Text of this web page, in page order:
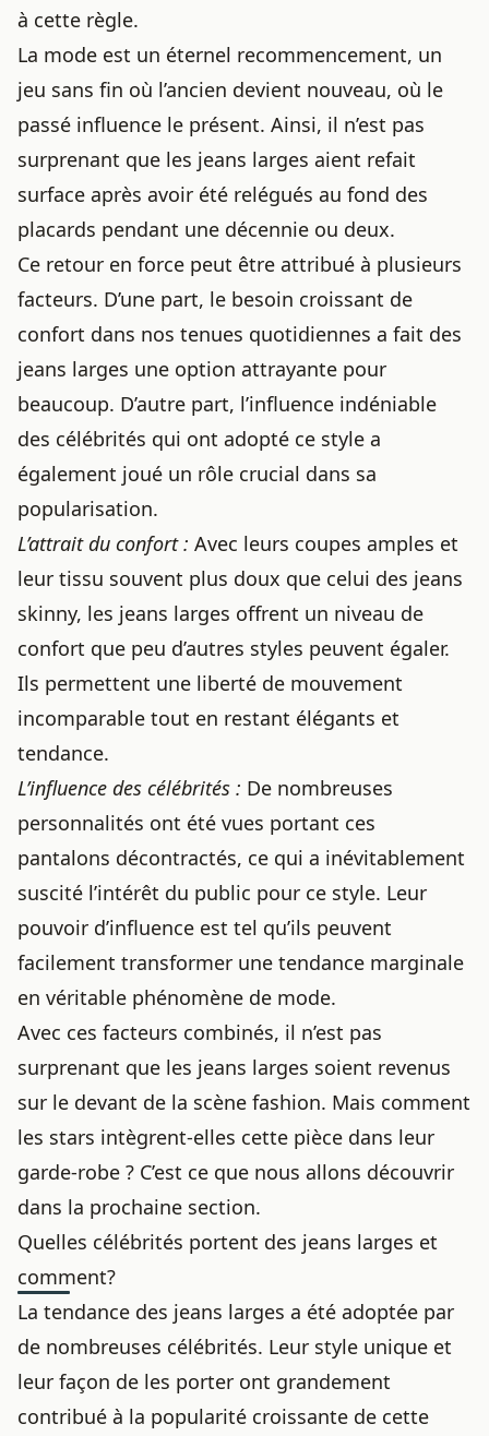
à cette règle.
La mode est un éternel recommencement, un
jeu sans fin où l’ancien devient nouveau, où le
passé influence le présent. Ainsi, il n’est pas
surprenant que les jeans larges aient refait
surface après avoir été relégués au fond des
placards pendant une décennie ou deux.
Ce retour en force peut être attribué à plusieurs
facteurs. D’une part, le besoin croissant de
confort dans nos tenues quotidiennes a fait des
jeans larges une option attrayante pour
beaucoup. D’autre part, l’influence indéniable
des célébrités qui ont adopté ce style a
également joué un rôle crucial dans sa
popularisation.
L’attrait du confort : Avec leurs coupes amples et
leur tissu souvent plus doux que celui des jeans
skinny, les jeans larges offrent un niveau de
confort que peu d’autres styles peuvent égaler.
Ils permettent une liberté de mouvement
incomparable tout en restant élégants et
tendance.
L’influence des célébrités : De nombreuses
personnalités ont été vues portant ces
pantalons décontractés, ce qui a inévitablement
suscité l’intérêt du public pour ce style. Leur
pouvoir d’influence est tel qu’ils peuvent
facilement transformer une tendance marginale
en véritable phénomène de mode.
Avec ces facteurs combinés, il n’est pas
surprenant que les jeans larges soient revenus
sur le devant de la scène fashion. Mais comment
les stars intègrent-elles cette pièce dans leur
garde-robe ? C’est ce que nous allons découvrir
dans la prochaine section.
Quelles célébrités portent des jeans larges et
comment?
La tendance des jeans larges a été adoptée par
de nombreuses célébrités. Leur style unique et
leur façon de les porter ont grandement
contribué à la popularité croissante de cette